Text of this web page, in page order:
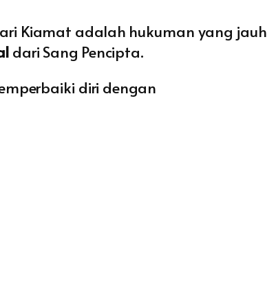
Kiamat adalah hukuman yang jauh
dari Sang Pencipta.
diri dengan